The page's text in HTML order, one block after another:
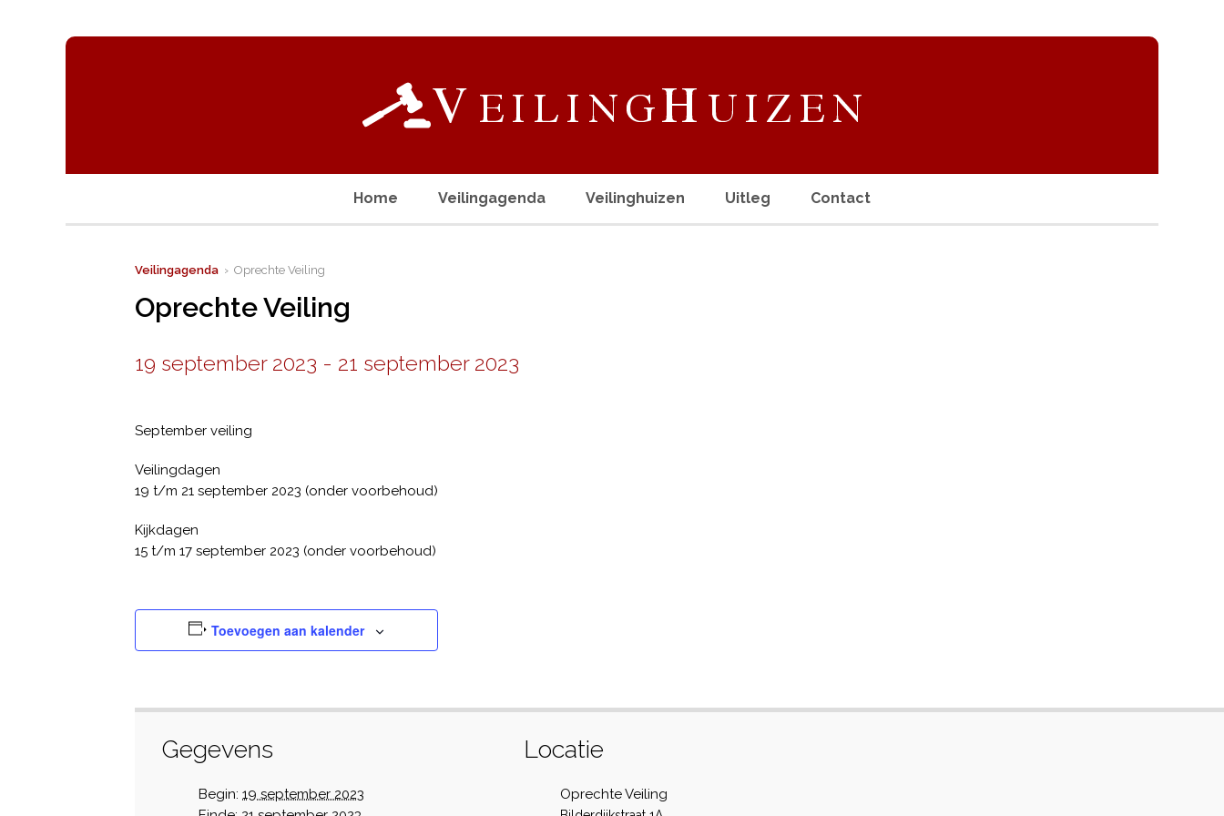
Home Veilingagenda Veilinghuizen Uitleg Contact
Veilingagenda › Oprechte Veiling
Oprechte Veiling
19 september 2023 - 21 september 2023
September veiling
Veilingdagen
19 t/m 21 september 2023 (onder voorbehoud)
Kijkdagen
15 t/m 17 september 2023 (onder voorbehoud)
Toevoegen aan kalender
Gegevens
Begin: 19 september 2023
Locatie
Oprechte Veiling